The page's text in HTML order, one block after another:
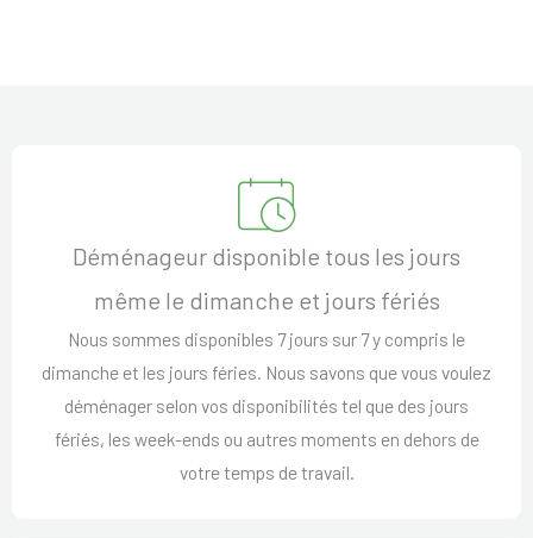
Déménageur disponible tous les jours
même le dimanche et jours fériés
Nous sommes disponibles 7 jours sur 7 y compris le
dimanche et les jours féries. Nous savons que vous voulez
déménager selon vos disponibilités tel que des jours
fériés, les week-ends ou autres moments en dehors de
votre temps de travail.